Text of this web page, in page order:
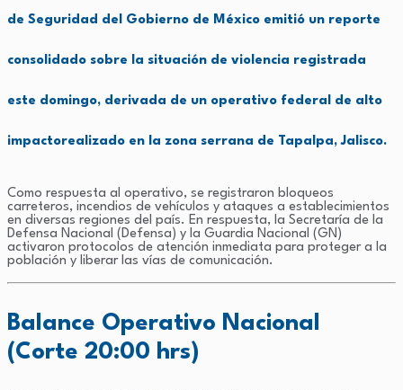
de Seguridad del Gobierno de México emitió un reporte
consolidado sobre la situación de violencia registrada
este domingo, derivada de un operativo federal de alto
impactorealizado en la zona serrana de Tapalpa, Jalisco.
Como respuesta al operativo, se registraron bloqueos
carreteros, incendios de vehículos y ataques a establecimientos
en diversas regiones del país. En respuesta, la Secretaría de la
Defensa Nacional (Defensa) y la Guardia Nacional (GN)
activaron protocolos de atención inmediata para proteger a la
población y liberar las vías de comunicación.
Balance Operativo Nacional
(Corte 20:00 hrs)